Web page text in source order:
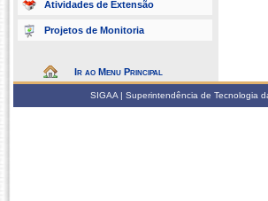
Atividades de Extensão
Projetos de Monitoria
Ir ao Menu Principal
SIGAA | Superintendência de Tecnologia